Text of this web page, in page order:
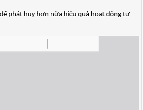
phát huy hơn nữa hiệu quả hoạt động tư